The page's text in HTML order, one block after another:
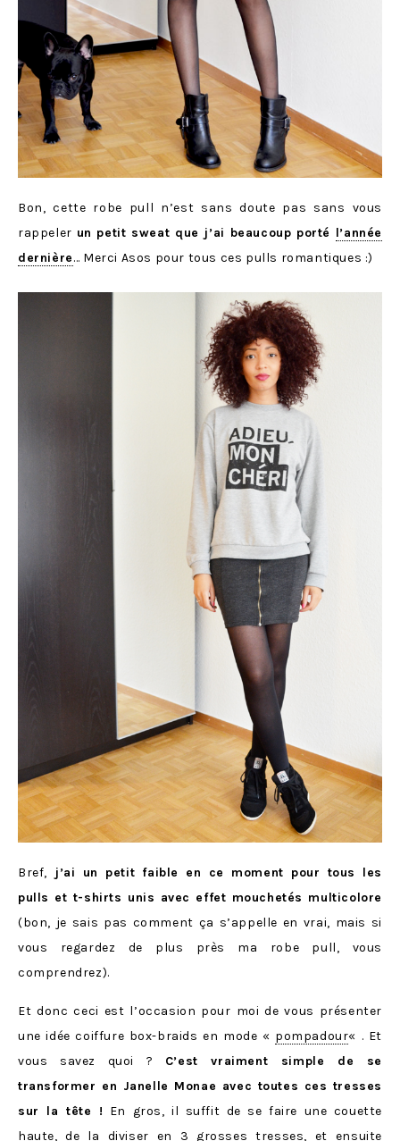
Bon, cette robe pull n’est sans doute pas sans vous
rappeler un petit sweat que j’ai beaucoup porté l’année
dernière… Merci Asos pour tous ces pulls romantiques :)
Bref, j’ai un petit faible en ce moment pour tous les
pulls et t-shirts unis avec effet mouchetés multicolore
(bon, je sais pas comment ça s’appelle en vrai, mais si
vous regardez de plus près ma robe pull, vous
comprendrez).
Et donc ceci est l’occasion pour moi de vous présenter
une idée coiffure box-braids en mode « pompadour« . Et
vous savez quoi ? C’est vraiment simple de se
transformer en Janelle Monae avec toutes ces tresses
sur la tête ! En gros, il suffit de se faire une couette
haute, de la diviser en 3 grosses tresses, et ensuite